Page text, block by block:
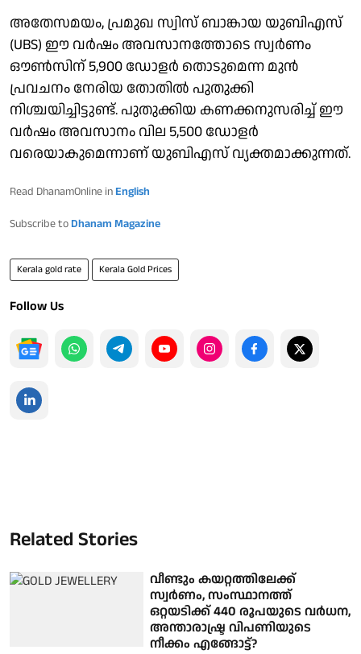
അതേസമയം, പ്രമുഖ സ്വിസ് ബാങ്കായ യുബിഎസ്
(UBS) ഈ വര്‍ഷം അവസാനത്തോടെ സ്വര്‍ണം
ഔണ്‍സിന് 5,900 ഡോളര്‍ തൊടുമെന്ന മുന്‍
പ്രവചനം നേരിയ തോതില്‍ പുതുക്കി
നിശ്ചയിച്ചിട്ടുണ്ട്. പുതുക്കിയ കണക്കനുസരിച്ച് ഈ
വര്‍ഷം അവസാനം വില 5,500 ഡോളര്‍
വരെയാകുമെന്നാണ് യുബിഎസ് വ്യക്തമാക്കുന്നത്.
Read DhanamOnline in English
Subscribe to Dhanam Magazine
Kerala gold rate Kerala Gold Prices
Follow Us
Related Stories
വീണ്ടും കയറ്റത്തിലേക്ക്
സ്വര്‍ണം, സംസ്ഥാനത്ത്
ഒറ്റയടിക്ക് 440 രൂപയുടെ വര്‍ധന,
അന്താരാഷ്ട്ര വിപണിയുടെ
നീക്കം എങ്ങോട്ട്?